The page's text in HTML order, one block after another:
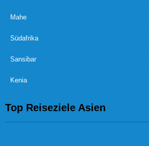
Mahe
Südafrika
Sansibar
Kenia
Top Reiseziele Asien